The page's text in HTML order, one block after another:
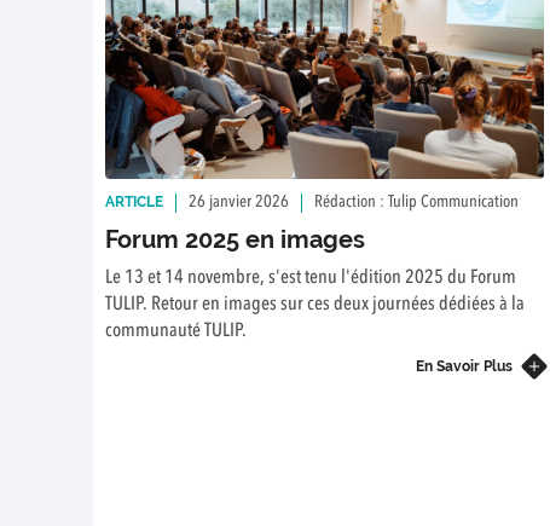
ARTICLE 26 janvier 2026 Rédaction : Tulip Communication
Forum 2025 en images
Le 13 et 14 novembre, s'est tenu l'édition 2025 du Forum
TULIP. Retour en images sur ces deux journées dédiées à la
communauté TULIP.
En Savoir Plus